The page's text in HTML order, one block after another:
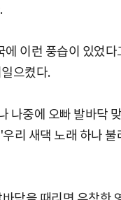
이런 풍습이 있었
으켰다.
나중에 오빠 발바닥
리 새댁 노래 하나